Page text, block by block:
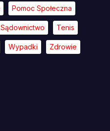
Pomoc Społeczna
Sądownictwo Tenis
Wypadki Zdrowie